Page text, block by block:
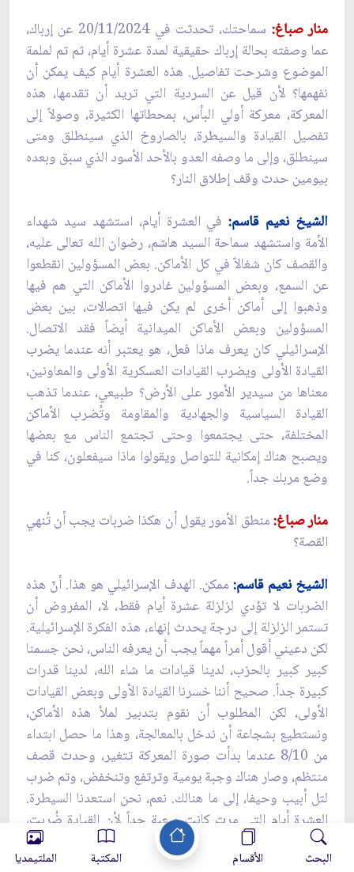
منار صباغ:
سماحتك، تحدثت في 20/11/2024 عن إرباك،
عما وصفته بحالة إرباك حقيقية لمدة عشرة أيام، ثم تم لملمة
الموضوع وشرحت تفاصيل. هذه العشرة أيام كيف يمكن أن
نفهمها؟ لأن قيل عن السردية التي تريد أن تقدمها، هذه
المعركة، معركة أولي البأس، بمحطاتها الكثيرة، وصولاً إلى
تفصيل القيادة والسيطرة، بالصاروخ الذي سينطلق ومتى
سينطلق، وإلى ما وصفه العدو بالأحد الأسود الذي سبق وبعده
بيومين حدث وقف إطلاق النار؟
الشيخ نعيم قاسم:في العشرة أيام، استشهد سيد شهداء
الأمة واستشهد سماحة السيد هاشم، رضوان الله تعالى عليه،
والقصف كان شغالاً في كل الأماكن. بعض المسؤولين انقطعوا
عن السمع، وبعض المسؤولين غادروا الأماكن التي هم فيها
وذهبوا إلى أماكن أخرى لم يكن فيها اتصالات، بين بعض
المسؤولين وبعض الأماكن الميدانية أيضاً فقد الاتصال.
الإسرائيلي كان يعرف ماذا فعل، هو يعتبر أنه عندما يضرب
القيادة الأولى ويضرب القيادات العسكرية الأولى والمعاونين،
معناها من سيدير الأمور على الأرض؟ طبيعي، عندما تذهب
القيادة السياسية والجهادية والمقاومة وتُضرب الأماكن
المختلفة، حتى يجتمعوا وحتى تجتمع الناس مع بعضها
ويصبح هناك إمكانية للتواصل ويقولوا ماذا سيفعلون، كنا في
وضع مربك جداً.
منار صباغ:منطق الأمور يقول أن هكذا ضربات يجب أن تُنهي
القصة؟
الشيخ نعيم قاسم: ممكن. الهدف الإسرائيلي هو هذا. أنّ هذه
الضربات لا تؤدي لزلزلة عشرة أيام فقط، لا، المفروض أن
تستمر الزلزلة إلى درجة يحدث إنهاء، هذه الفكرة الإسرائيلية.
لكن دعيني أقول أمراً مهماً يجب أن يعرفه الناس، نحن جسمنا
كبير كبير بالحزب، لدينا قيادات ما شاء الله، لدينا قدرات
كبيرة جداً. صحيح أننا خسرنا القيادة الأولى وبعض القيادات
الأولى، لكن المطلوب أن نقوم بتدبير لملأ هذه الأماكن،
ونستطيع بشجاعة أن ندخل بالمعالجة، وهذا ما حصل ابتداء
من 8/10 عندما بدأت صورة المعركة تتغير، وحدث قصف
منتظم، وصار هناك وجبة يومية وترتفع وتنخفض، وتم ضرب
لتل أبيب وحيفا، إلى ما هنالك. نعم، نحن استعدنا السيطرة.
العشرة أيام التي مرت كانت صعبة جداً لأن القيادة ضُربت،
وغُرفت القيادة ضُربت، وضرب التواصل، وهناك ناس
استشهدوا. كيف يتصور الواحد أن يكون الوضع؟ نأتي ونقول
البحث الأقسام المكتبة الملتيمديا